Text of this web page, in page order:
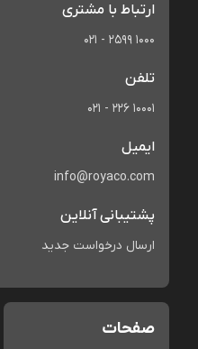
ارتباط با مشتری
021 - 2599 1000
تلفن
021 - 226 10001
ایمیل
info@royaco.com
پشتیبانی آنلاین
ارسال درخواست جدید
صفحات